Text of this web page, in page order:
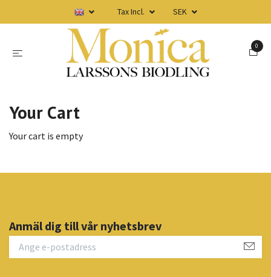
Tax Incl. SEK
0
Your Cart
Your cart is empty
Anmäl dig till vår nyhetsbrev